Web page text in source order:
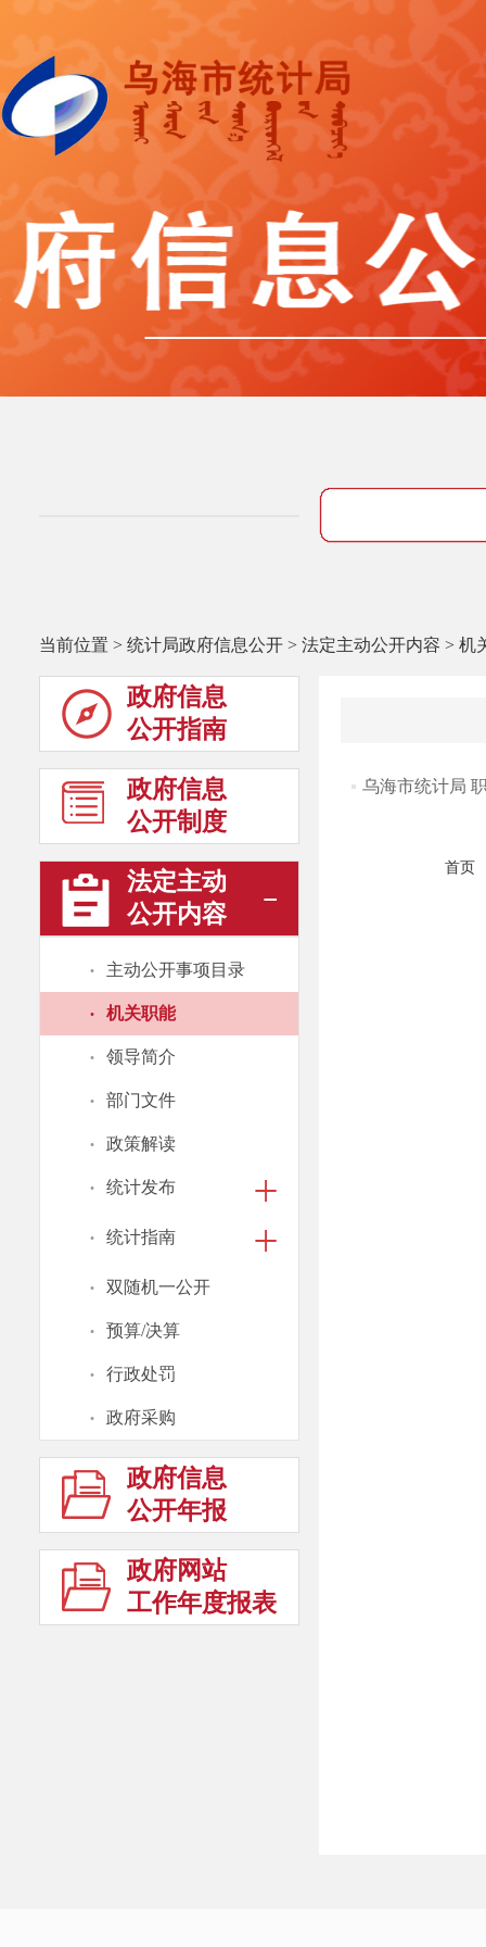
当前位置 > 统计局政府信息公开 > 法定主动公开内容 > 机
政府信息
公开指南
政府信息
公开制度
法定主动
公开内容
· 主动公开事项目录
· 机关职能
· 领导简介
· 部门文件
· 政策解读
· 统计发布
· 统计指南
· 双随机一公开
· 预算/决算
· 行政处罚
· 政府采购
政府信息
公开年报
政府网站
工作年度报表
乌海市统计局
首页